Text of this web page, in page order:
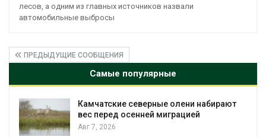
лесов, а одним из главных источников назвали
автомобильные выбросы
ПРЕДЫДУЩИЕ СООБЩЕНИЯ
Самые популярные
Камчатские северные олени набирают
вес перед осенней миграцией
Авг 7, 2026